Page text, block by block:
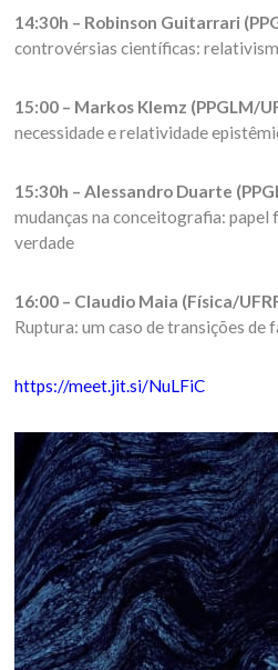
14:30h – Robinson Guitarrari
controvérsias científicas:
15:00 – Markos Klemz (PPGLM/
necessidade e relatividade
15:30h – Alessandro Duarte
mudanças na conceitografia: papel
verdade
16:00 – Claudio Maia (Física/
Ruptura: um caso de transições de
https://meet.jit.si/NuLFiC